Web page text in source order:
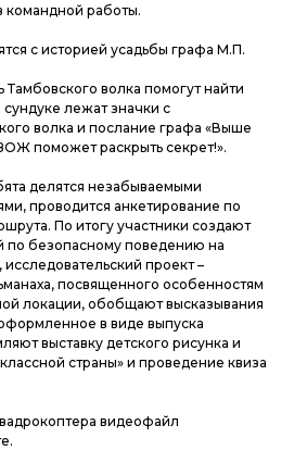
командной работы.
с историей усадьбы графа М.П.
Тамбовского волка помогут найти
лежат значки с
волка и послание графа «Выше
поможет раскрыть секрет!».
делятся незабываемыми
проводится анкетирование по
По итогу участники создают
по безопасному поведению на
проект –
посвященного особенностям
локации, обобщают высказывания
в виде выпуска
выставку детского рисунка и
страны» и проведение квиза
видеофайл